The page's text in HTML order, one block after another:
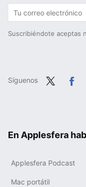
Suscribiéndote aceptas
Síguenos
En Applesfera
Applesfera Podcast
Mac portátil